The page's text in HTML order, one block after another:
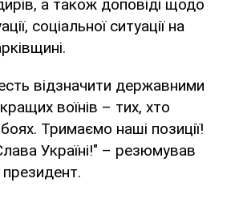
а також доповіді щодо
соціальної ситуації на
відзначити державними
воїнів – тих, хто
Тримаємо наші позиції!
Україні!" – резюмував